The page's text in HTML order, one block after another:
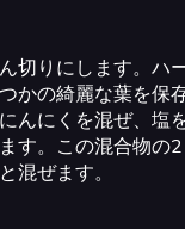
切りにします。ハ
かの綺麗な葉を保
んにくを混ぜ、塩
す。この混合物の2
混ぜます。